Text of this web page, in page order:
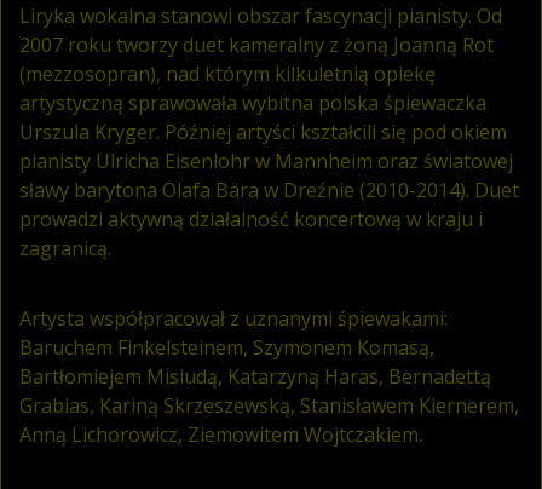
Liryka wokalna stanowi obszar fascynacji pianisty. Od
2007 roku tworzy duet kameralny z żoną Joanną Rot
(mezzosopran), nad którym kilkuletnią opiekę
artystyczną sprawowała wybitna polska śpiewaczka
Urszula Kryger. Później artyści kształcili się pod okiem
pianisty Ulricha Eisenlohr w Mannheim oraz światowej
sławy barytona Olafa Bära w Dreźnie (2010-2014). Duet
prowadzi aktywną działalność koncertową w kraju i
zagranicą.
Artysta współpracował z uznanymi śpiewakami:
Baruchem Finkelsteinem, Szymonem Komasą,
Bartłomiejem Misiudą, Katarzyną Haras, Bernadettą
Grabias, Kariną Skrzeszewską, Stanisławem Kiernerem,
Anną Lichorowicz, Ziemowitem Wojtczakiem.